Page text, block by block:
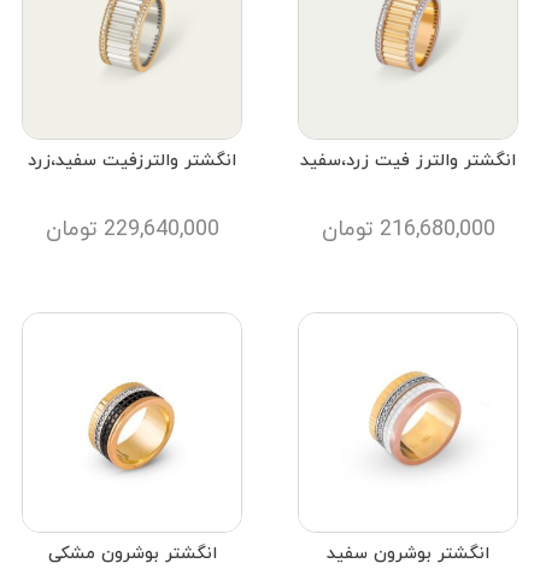
انگشتر والترز فیت زرد،سفید
216,680,000 تومان
انگشتر والترزفیت سفید،زرد
229,640,000 تومان
انگشتر بوشرون سفید انگشتر بوشرون مشکی